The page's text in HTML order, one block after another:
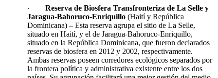
· Reserva de Biosfera Transfronteriza de La Selle y
Jaragua-Bahoruco-Enriquillo (Haití y República
Dominicana) – Esta reserva agrupa el sitio de La Selle,
situado en Haití, y el de Jaragua-Bahoruco-Enriquillo,
situado en la República Dominicana, que fueron declarados
reservas de biosfera en 2012 y 2002, respectivamente.
Ambas reservas poseen corredores ecológicos separados por
la frontera política y administrativa existente entre los dos